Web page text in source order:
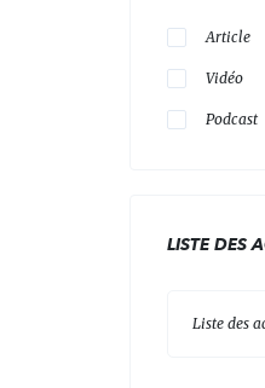
Article
Vidéo
Podcast
LISTE DES
Liste des